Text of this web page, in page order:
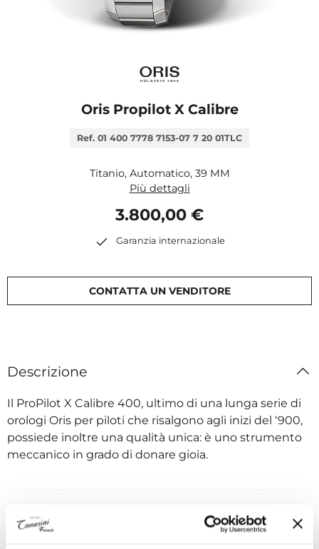
Oris Propilot X Calibre
Ref. 01 400 7778 7153-07 7 20 01TLC
Titanio, Automatico, 39 MM
Più dettagli
3.800,00 €
Garanzia internazionale
CONTATTA UN VENDITORE
Descrizione
Il ProPilot X Calibre 400, ultimo di una lunga serie di
orologi Oris per piloti che risalgono agli inizi del ‘900,
possiede inoltre una qualità unica: è uno strumento
meccanico in grado di donare gioia.
Specifiche tecniche